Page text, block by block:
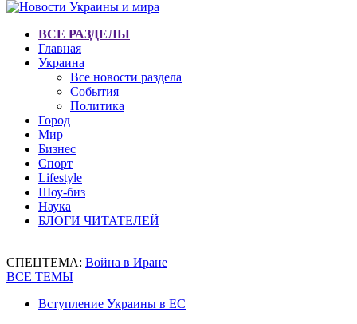
ВСЕ РАЗДЕЛЫ
Главная
Украина
Все новости раздела
События
Политика
Город
Мир
Бизнес
Спорт
Lifestyle
Шоу-биз
Наука
БЛОГИ ЧИТАТЕЛЕЙ
СПЕЦТЕМА: Война в Иране
ВСЕ ТЕМЫ
Вступление Украины в ЕС